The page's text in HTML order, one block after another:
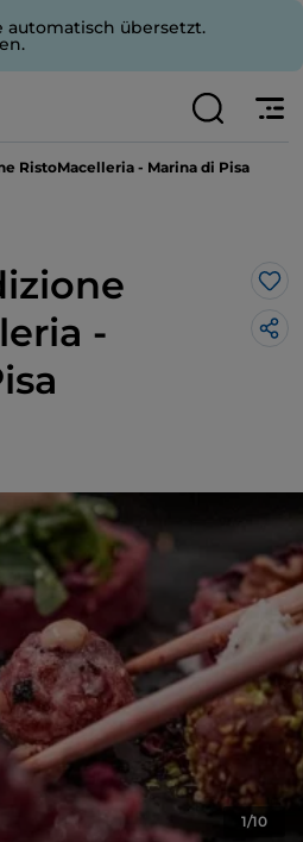
automatisch übersetzt.
RistoMacelleria - Marina di Pisa
-
1/10